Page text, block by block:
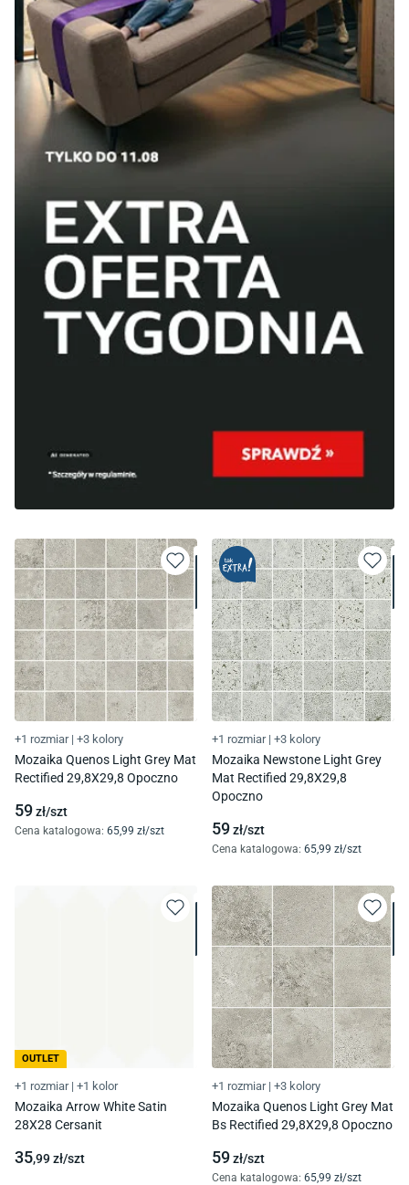
+1 rozmiar | +3 kolory
Mozaika Quenos Light Grey Mat
Rectified 29,8X29,8 Opoczno
59zł/szt
Cena katalogowa: 65,99 zł/szt
+1 rozmiar | +3 kolory
Mozaika Newstone Light Grey
Mat Rectified 29,8X29,8
Opoczno
59zł/szt
Cena katalogowa: 65,99 zł/szt
OUTLET
+1 rozmiar | +1 kolor
Mozaika Arrow White Satin
28X28 Cersanit
35,99zł/szt
+1 rozmiar | +3 kolory
Mozaika Quenos Light Grey Mat
Bs Rectified 29,8X29,8 Opoczno
59zł/szt
Cena katalogowa: 65,99 zł/szt